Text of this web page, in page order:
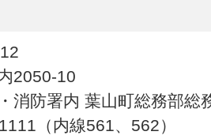
2050-10
消防署内 葉山町総務部総
（内線561、562）